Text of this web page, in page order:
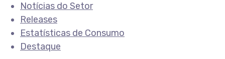
Notícias do Setor
Releases
Estatísticas de Consumo
Destaque